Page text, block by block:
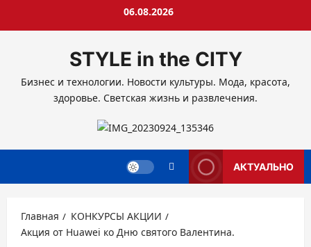
06.08.2026
STYLE in the CITY
Бизнес и технологии. Новости культуры. Мода, красота,
здоровье. Светская жизнь и развлечения.
АКТУАЛЬНО
Главная
КОНКУРСЫ АКЦИИ
Акция от Huawei ко Дню святого Валентина.